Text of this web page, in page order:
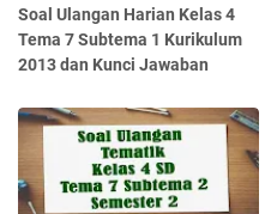
Soal Ulangan Harian Kelas 4
Tema 7 Subtema 1 Kurikulum
2013 dan Kunci Jawaban